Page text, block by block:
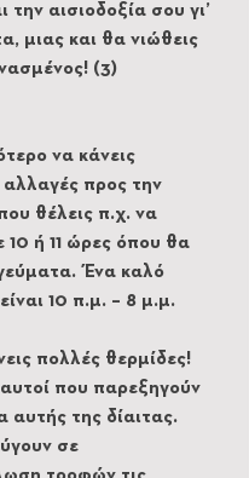
την αισιοδοξία σου γι’
μιας και θα νιώθεις
(3)
να κάνεις
αλλαγές προς την
θέλεις π.χ. να
10 ή 11 ώρες όπου θα
Ένα καλό
10 π.μ. – 8 μ.μ.
πολλές θερμίδες!
αυτοί που παρεξηγούν
αυτής της δίαιτας.
σε